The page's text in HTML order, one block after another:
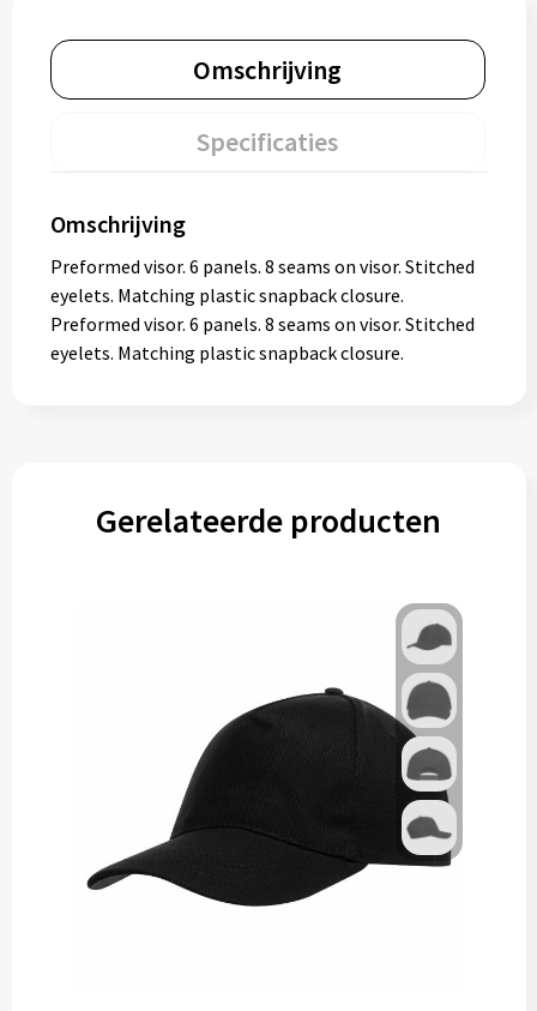
Omschrijving
Specificaties
Omschrijving
Preformed visor. 6 panels. 8 seams on visor. Stitched
eyelets. Matching plastic snapback closure.
Preformed visor. 6 panels. 8 seams on visor. Stitched
eyelets. Matching plastic snapback closure.
Gerelateerde producten